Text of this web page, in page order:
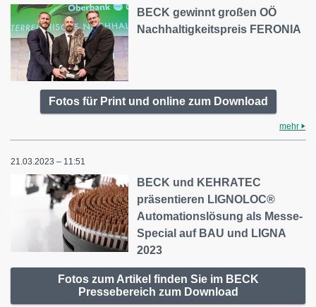
BECK gewinnt großen OÖ
Nachhaltigkeitspreis FERONIA
Fotos für Print und online zum Download
mehr
21.03.2023 – 11:51
BECK und KEHRATEC
präsentieren LIGNOLOC®
Automationslösung als Messe-
Special auf BAU und LIGNA
2023
Fotos zum Artikel finden Sie im BECK
Pressebereich zum Download